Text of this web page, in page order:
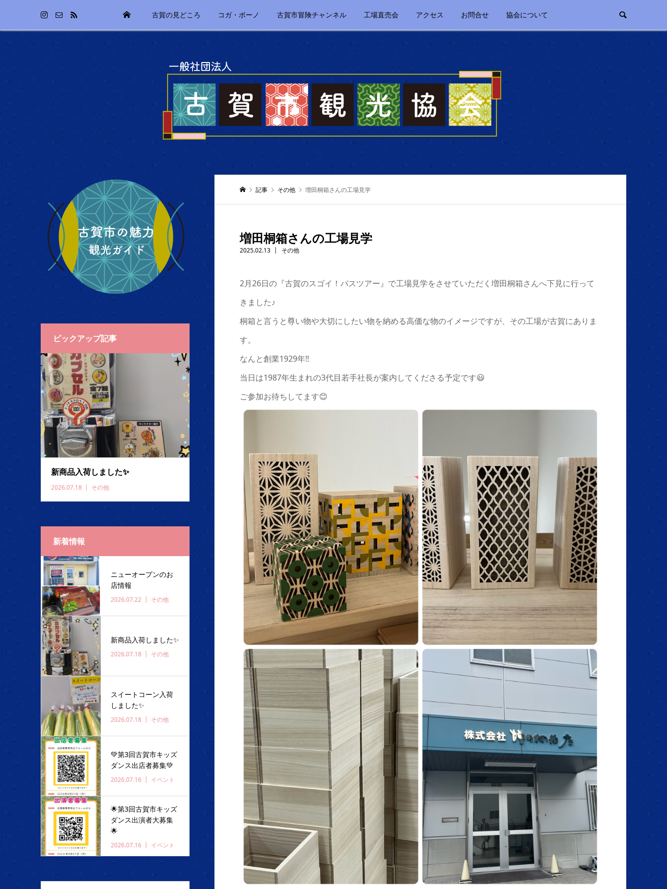
古賀の見どころ コガ・ボーノ 古賀市冒険チャンネル 工場直売会 アクセス お問合せ 協会について
記事 その他 増田桐箱さんの工場見学
増田桐箱さんの工場見学
2025.02.13 その他
2月26日の『古賀のスゴイ！バスツアー』で工場見学をさせていただく増田桐箱さんへ下見に行って
きました♪
桐箱と言うと尊い物や大切にしたい物を納める高価な物のイメージですが、その工場が古賀にありま
す。
なんと創業1929年‼️
当日は1987年生まれの3代目若手社長が案内してくださる予定です😃
ご参加お待ちしてます😊
ピックアップ記事
新商品入荷しました✨️
2026.07.18 その他
新着情報
ニューオープンのお
店情報
2026.07.22 その他
新商品入荷しました✨️
2026.07.18 その他
スイートコーン入荷
しました✨️
2026.07.18 その他
💚第3回古賀市キッズ
ダンス出店者募集💚
2026.07.16 イベント
🌟第3回古賀市キッズ
ダンス出演者大募集
🌟
2026.07.16 イベント